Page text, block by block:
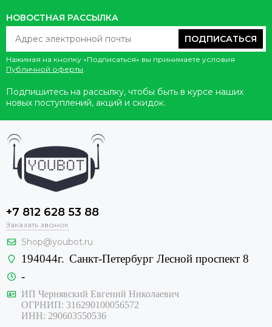
НОВОСТНАЯ РАССЫЛКА
ПОДПИСАТЬСЯ
Нажимая на кнопку «Подписаться» вы принимаете условия
Публичной оферты.
Подпишитесь на рассылку, чтобы быть в курсе наших
новых поступлений, акций и скидок.
+7 812 628 53 88
Заказать звонок
Shop@youbot.ru
194044г. Санкт-Петербург Лесной проспект 8
-
ИП Чернявский Евгений Николаевич
ОГРНИП: 316290100056572
ИНН: 290603550536